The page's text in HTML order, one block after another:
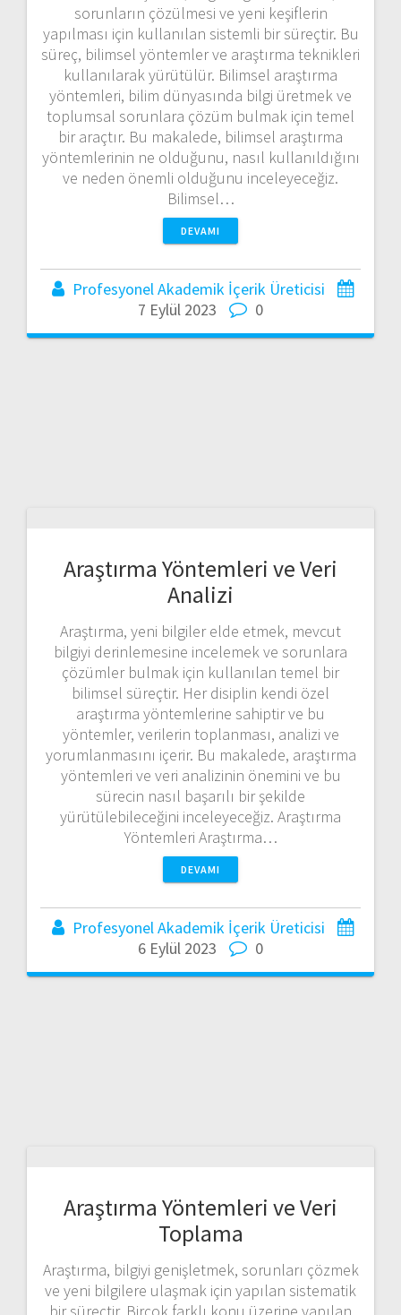
sorunların çözülmesi ve yeni keşiflerin
yapılması için kullanılan sistemli bir süreçtir. Bu
süreç, bilimsel yöntemler ve araştırma teknikleri
kullanılarak yürütülür. Bilimsel araştırma
yöntemleri, bilim dünyasında bilgi üretmek ve
toplumsal sorunlara çözüm bulmak için temel
bir araçtır. Bu makalede, bilimsel araştırma
yöntemlerinin ne olduğunu, nasıl kullanıldığını
ve neden önemli olduğunu inceleyeceğiz.
Bilimsel…
DEVAMI
Profesyonel Akademik İçerik Üreticisi
7 Eylül 2023
0
Araştırma Yöntemleri ve Veri
Analizi
Araştırma, yeni bilgiler elde etmek, mevcut
bilgiyi derinlemesine incelemek ve sorunlara
çözümler bulmak için kullanılan temel bir
bilimsel süreçtir. Her disiplin kendi özel
araştırma yöntemlerine sahiptir ve bu
yöntemler, verilerin toplanması, analizi ve
yorumlanmasını içerir. Bu makalede, araştırma
yöntemleri ve veri analizinin önemini ve bu
sürecin nasıl başarılı bir şekilde
yürütülebileceğini inceleyeceğiz. Araştırma
Yöntemleri Araştırma…
DEVAMI
Profesyonel Akademik İçerik Üreticisi
6 Eylül 2023
0
Araştırma Yöntemleri ve Veri
Toplama
Araştırma, bilgiyi genişletmek, sorunları çözmek
ve yeni bilgilere ulaşmak için yapılan sistematik